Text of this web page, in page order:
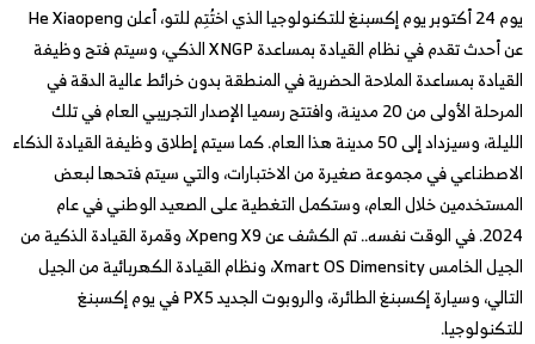
يوم 24 أكتوبر يوم إكسبنغ للتكنولوجيا الذي اختُتِم للتو، أعلن He Xiaopeng
عن أحدث تقدم في نظام القيادة بمساعدة XNGP الذكي، وسيتم فتح وظيفة
القيادة بمساعدة الملاحة الحضرية في المنطقة بدون خرائط عالية الدقة في
المرحلة الأولى من 20 مدينة، وافتتح رسميا الإصدار التجريبي العام في تلك
الليلة، وسيزداد إلى 50 مدينة هذا العام. كما سيتم إطلاق وظيفة القيادة الذكاء
الاصطناعي في مجموعة صغيرة من الاختبارات، والتي سيتم فتحها لبعض
المستخدمين خلال العام، وستكمل التغطية على الصعيد الوطني في عام
2024. في الوقت نفسه.. تم الكشف عن Xpeng X9، وقمرة القيادة الذكية من
الجيل الخامس Xmart OS Dimensity، ونظام القيادة الكهربائية من الجيل
التالي، وسيارة إكسبنغ الطائرة، والروبوت الجديد PX5 في يوم إكسبنغ
للتكنولوجيا.